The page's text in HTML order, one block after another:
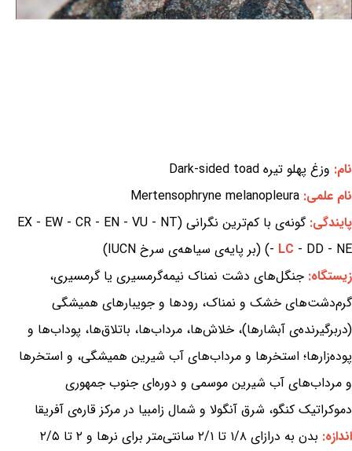
نام: وزغ پهلو تیره Dark-sided toad
نام علمی: Mertensophryne melanopleura
پایندگی:
گونه‌ی با کم‌ترین نگرانی (EX - EW - CR - EN - VU - NT
- LC - DD - NE) (بر پایه‌ی سیاهه‌ی سرخ IUCN)
زیستگاه: جنگل‌های دشت نمناک نیمه‌گرمسیری یا گرمسیری،
گرم‌دشت‌های خشک و نمناک، رودها و جویبارهای همیشگی
(دربرگیرنده‌ی آبشارها)، خلاش‌ها، مرداب‌ها، باتلاق‌ها، پوداب‌ها و
پوده‌زارها؛ استخرها و مرداب‌های آب شیرین همیشگی، و استخرها
و مرداب‌های آب شیرین موسمی و دوره‌ای جنوب جمهوری
دموکراتیک کنگو، شرق آنگولا و شمال زامبیا در مرکز قاره‌ی آفریقا
اندازه:
بدن به درازای ۱/۸ تا ۲/۱ سانتی‌متر برای نرها و ۲ تا ۲/۵